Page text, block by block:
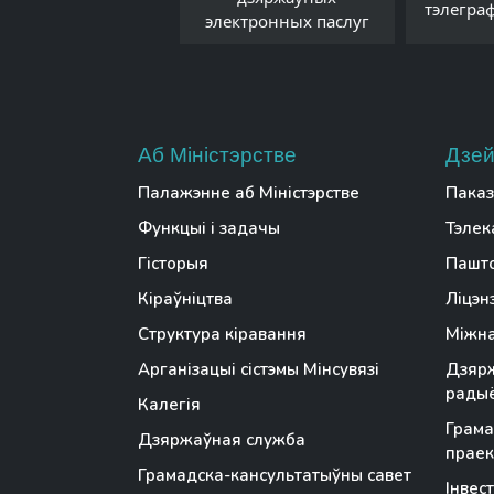
электронных паслуг
Аб Міністэрстве
Палажэнне аб Міністэрстве
Функцыі і задачы
Гісторыя
Кіраўніцтва
Структура кіравання
Арганізацыі сістэмы Мінсувязі
Калегія
Дзяржаўная служба
Грамадска-кансультатыўны савет